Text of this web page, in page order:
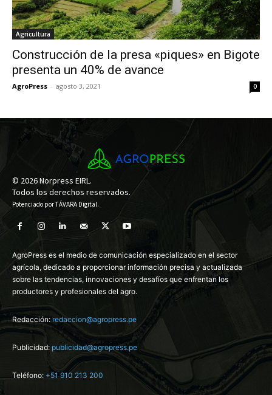
Agricultura
Construcción de la presa «piques» en Bigote
presenta un 40% de avance
AgroPress - agosto 3, 2021 0
© 2026 Norpress EIRL.
Todos los derechos reservados.
Potenciado porTÁVARA Digital.
AgroPress es el medio de comunicación especializado en el sector
agrícola, dedicado a proporcionar información precisa y actualizada
sobre las tendencias, innovaciones y desafíos que enfrentan los
productores y profesionales del agro.
Redacción: redaccion@agropress.pe
Publicidad: publicidad@agropress.pe
Teléfono: +51 910 213 200